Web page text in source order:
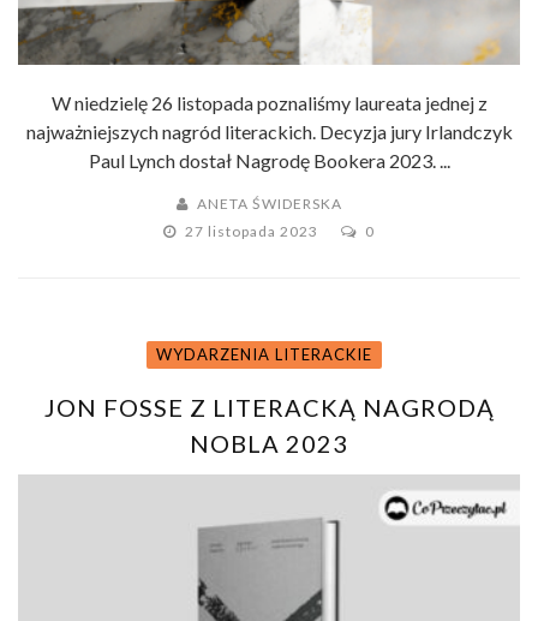
W niedzielę 26 listopada poznaliśmy laureata jednej z
najważniejszych nagród literackich. Decyzja jury Irlandczyk
Paul Lynch dostał Nagrodę Bookera 2023. ...
ANETA ŚWIDERSKA
27 listopada 2023
0
WYDARZENIA LITERACKIE
JON FOSSE Z LITERACKĄ NAGRODĄ
NOBLA 2023